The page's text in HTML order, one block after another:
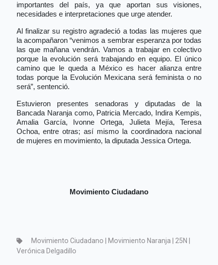
importantes del país, ya que aportan sus visiones,
necesidades e interpretaciones que urge atender.
Al finalizar su registro agradeció a todas las mujeres que
la acompañaron “venimos a sembrar esperanza por todas
las que mañana vendrán. Vamos a trabajar en colectivo
porque la evolución será trabajando en equipo. El único
camino que le queda a México es hacer alianza entre
todas porque la Evolución Mexicana será feminista o no
será”, sentenció.
Estuvieron presentes senadoras y diputadas de la
Bancada Naranja como, Patricia Mercado, Indira Kempis,
Amalia García, Ivonne Ortega, Julieta Mejía, Teresa
Ochoa, entre otras; así mismo la coordinadora nacional
de mujeres en movimiento, la diputada Jessica Ortega.
Movimiento Ciudadano
Movimiento Ciudadano | Movimiento Naranja | 25N |
Verónica Delgadillo